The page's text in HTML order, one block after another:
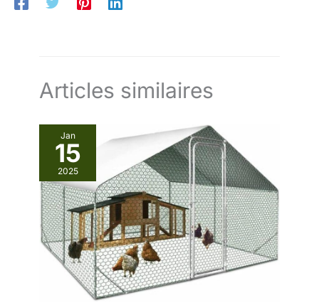
Articles similaires
Jan
15
2025